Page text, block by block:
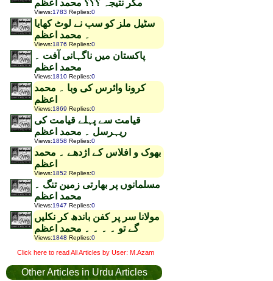
مگر نتیجہ ؟؟؟ محمد اعظم
Views:1783 Replies:0
سٹیل ملز کو سب نے لوٹ کھایا
۔ محمد اعظم
Views:1876 Replies:0
پاکستان میں ناگہانی آفت ۔
محمد اعظم
Views:1810 Replies:0
کرونا وائرس کی وبا ۔ محمد
اعظم
Views:1869 Replies:0
قیامت سے پہلے قیامت کی
ریہرسل ۔ محمد اعظم
Views:1858 Replies:0
بھوک و افلاس کے اژدھے ۔ محمد
اعظم
Views:1852 Replies:0
مسلمانوں پر بھارتی زمین تنگ ۔
محمد اعظم
Views:1947 Replies:0
مولانا سر پر کفن باندھ کر نکلیں
گے تو ۔ ۔ ۔ ۔ محمد اعظم
Views:1848 Replies:0
Click here to read All Articles by User: M.Azam
Other Articles in Urdu Articles